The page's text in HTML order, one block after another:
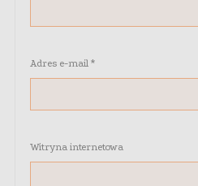
Adres e-mail *
Witryna internetowa